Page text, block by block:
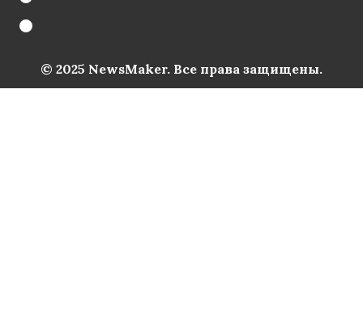
© 2025 NewsMaker. Все права защищены.